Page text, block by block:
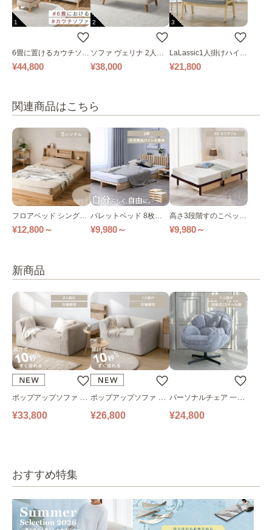
1
6畳に置けるカウチソフ
ァ｜ベージュ
¥44,800
2
ソファ ヴェリナ 2人掛
け
¥38,000
3
LaLassic1人掛けハイバ
ックソファ ワイド
¥21,800
関連商品はこちら
フロアベッド シングル
全2色
¥12,800～
パレットベッド 8枚セ
ット-16枚セット
¥9,980～
高さ3段階すのこベッド
シングル セミダブル D
¥9,980～
新商品
ポップアップソファ ソ
ファ フロアソファ 幅14
¥33,800
ポップアップソファ ソ
ファ フロアソファ 幅10
¥26,800
パーソナルチェア 一人
掛けソファ O’HANA ソ
¥24,800
おすすめ特集